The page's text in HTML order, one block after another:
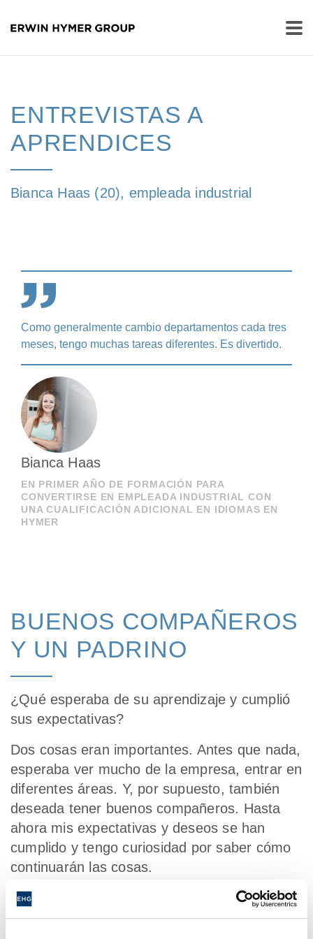
ENTREVISTAS A
APRENDICES
Bianca Haas (20), empleada industrial
Como generalmente cambio departamentos cada tres
meses, tengo muchas tareas diferentes. Es divertido.
Bianca Haas
EN PRIMER AÑO DE FORMACIÓN PARA
CONVERTIRSE EN EMPLEADA INDUSTRIAL CON
UNA CUALIFICACIÓN ADICIONAL EN IDIOMAS EN
HYMER
BUENOS COMPAÑEROS
Y UN PADRINO
¿Qué esperaba de su aprendizaje y cumplió
sus expectativas?
Dos cosas eran importantes. Antes que nada,
esperaba ver mucho de la empresa, entrar en
diferentes áreas. Y, por supuesto, también
deseada tener buenos compañeros. Hasta
ahora mis expectativas y deseos se han
cumplido y tengo curiosidad por saber cómo
continuarán las cosas.
¿Qué va bien y qué va menos bien?